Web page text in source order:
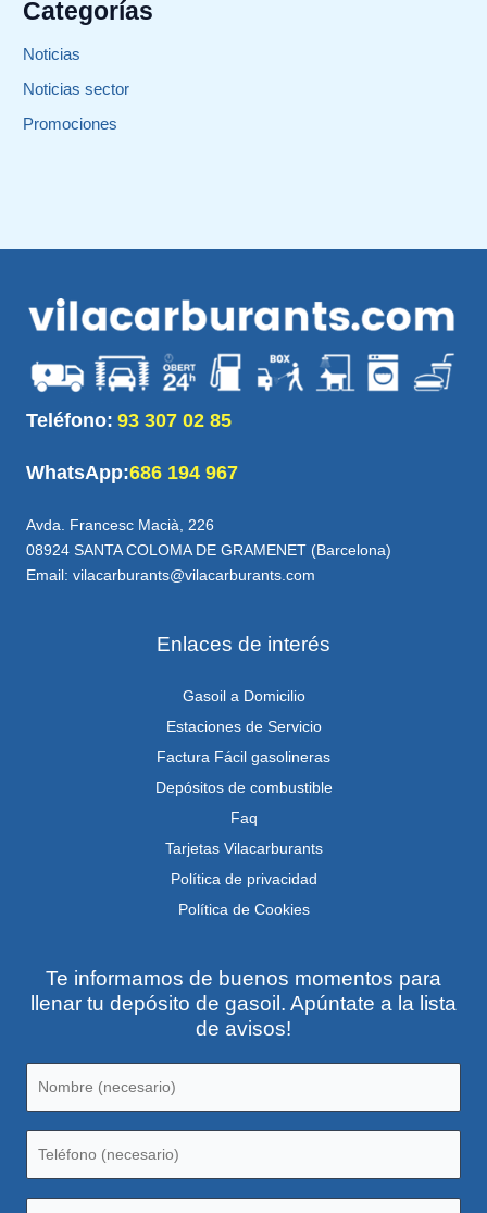
Categorías
Noticias
Noticias sector
Promociones
Teléfono: 93 307 02 85
WhatsApp:686 194 967
Avda. Francesc Macià, 226
08924 SANTA COLOMA DE GRAMENET (Barcelona)
Email: vilacarburants@vilacarburants.com
Enlaces de interés
Gasoil a Domicilio
Estaciones de Servicio
Factura Fácil gasolineras
Depósitos de combustible
Faq
Tarjetas Vilacarburants
Política de privacidad
Política de Cookies
Te informamos de buenos momentos para
llenar tu depósito de gasoil. Apúntate a la lista
de avisos!